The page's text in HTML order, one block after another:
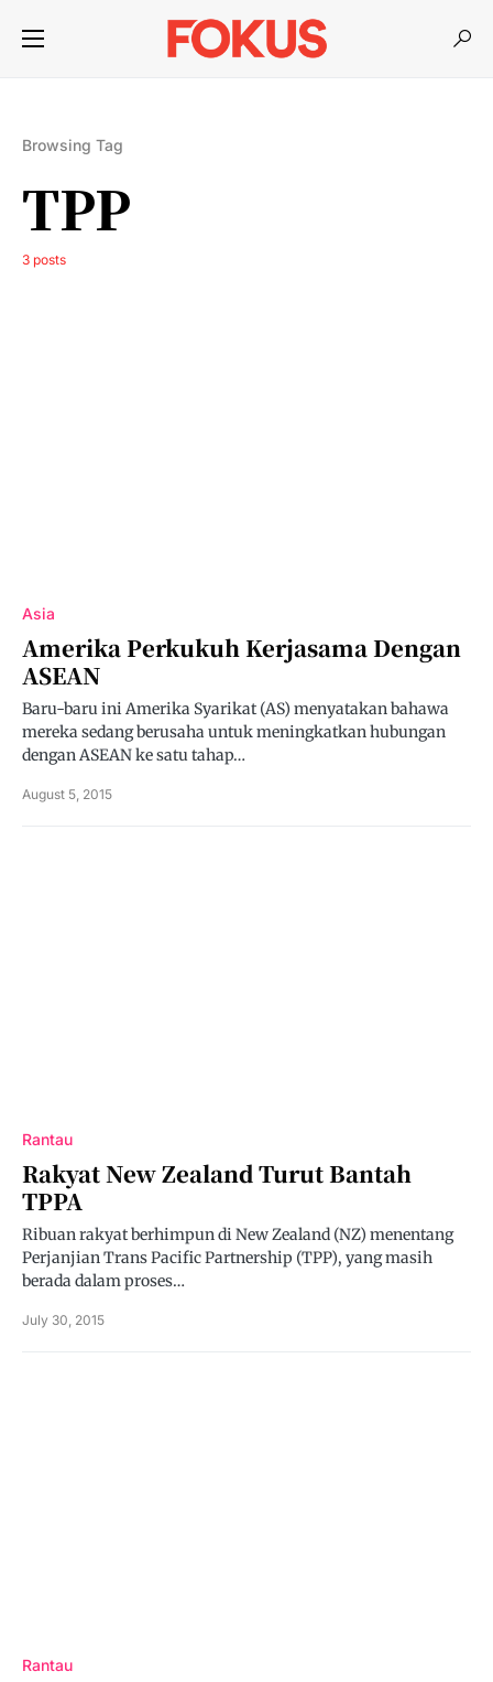
Browsing Tag
TPP
3 posts
Asia
Amerika Perkukuh Kerjasama Dengan
ASEAN
Baru-baru ini Amerika Syarikat (AS) menyatakan bahawa
mereka sedang berusaha untuk meningkatkan hubungan
dengan ASEAN ke satu tahap…
August 5, 2015
Rantau
Rakyat New Zealand Turut Bantah
TPPA
Ribuan rakyat berhimpun di New Zealand (NZ) menentang
Perjanjian Trans Pacific Partnership (TPP), yang masih
berada dalam proses…
July 30, 2015
Rantau